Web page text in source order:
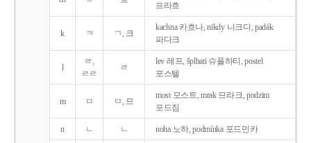
프라흐
k ㅋ ㄱ, 크
kachna 카흐나, nikdy 니크디, padák
파다크
l
ㄹ,
ㄹㄹ
ㄹ
lev 레프, šplhati 슈플하티, postel
포스텔
m ㅁ ㅁ, 므
most 모스트, mrak 므라크, podzim
포드짐
n ㄴ ㄴ noha 노하, podmínka 포드민카